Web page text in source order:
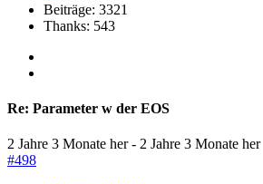
Beiträge: 3321
Thanks: 543
Re: Parameter w der EOS
2 Jahre 3 Monate her- 2 Jahre 3 Monate her
#498